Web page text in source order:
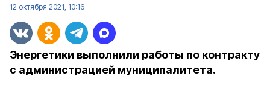
12 октября 2021, 10:16
Энергетики выполнили работы по контракту
с администрацией муниципалитета.